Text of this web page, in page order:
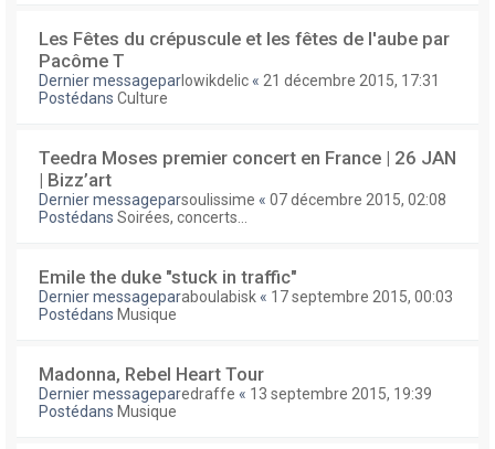
Les Fêtes du crépuscule et les fêtes de l'aube par
Pacôme T
Dernier messageparlowikdelic « 21 décembre 2015, 17:31
Postédans Culture
Teedra Moses premier concert en France | 26 JAN
| Bizz’art
Dernier messageparsoulissime « 07 décembre 2015, 02:08
Postédans Soirées, concerts...
Emile the duke "stuck in traffic"
Dernier messageparaboulabisk « 17 septembre 2015, 00:03
Postédans Musique
Madonna, Rebel Heart Tour
Dernier messageparedraffe « 13 septembre 2015, 19:39
Postédans Musique